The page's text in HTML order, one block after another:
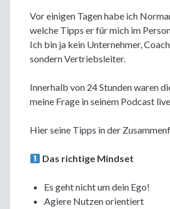
Vor einigen Tagen habe ich
welche Tipps er für mich im
Ich bin ja kein Unternehmer,
sondern Vertriebsleiter.
Innerhalb von 24 Stunden waren
meine Frage in seinem Podcast
Hier seine Tipps in der
Das richtige Mindset
Es geht nicht um dein Ego!
Agiere Nutzen orientiert